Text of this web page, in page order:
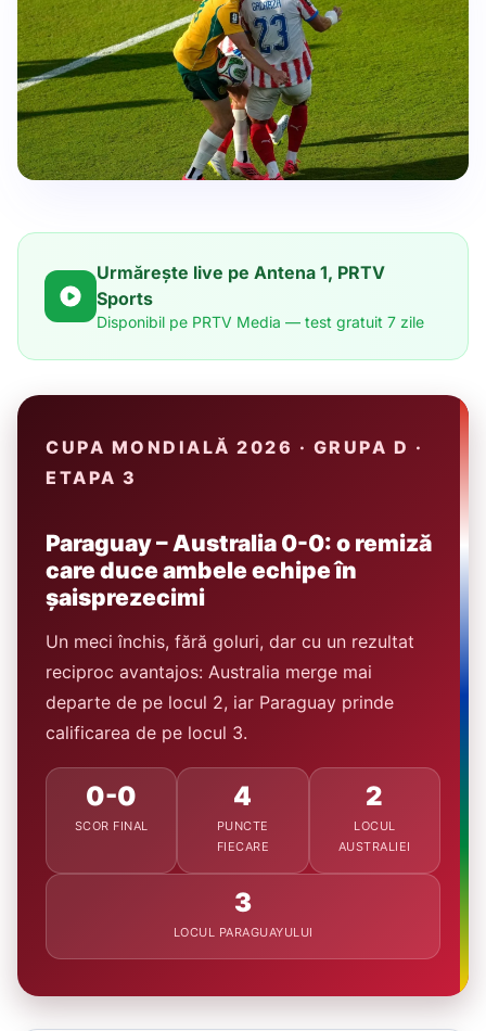
Urmărește live pe Antena 1, PRTV
Sports
Disponibil pe PRTV Media — test gratuit 7 zile
CUPA MONDIALĂ 2026 · GRUPA D ·
ETAPA 3
Paraguay – Australia 0-0: o remiză
care duce ambele echipe în
șaisprezecimi
Un meci închis, fără goluri, dar cu un rezultat
reciproc avantajos: Australia merge mai
departe de pe locul 2, iar Paraguay prinde
calificarea de pe locul 3.
0-0
SCOR FINAL
4
PUNCTE
FIECARE
2
LOCUL
AUSTRALIEI
3
LOCUL PARAGUAYULUI